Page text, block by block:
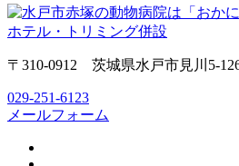
〒310-0912 茨城県水戸市見川5-
029-251-6123
メールフォーム